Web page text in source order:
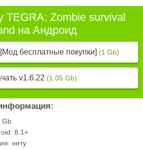
TEGRA: Zombie survival
на Андроид
бесплатные покупки] (1 Gb)
v1.6.22 (1.05 Gb)
Gb
8.1+
нету